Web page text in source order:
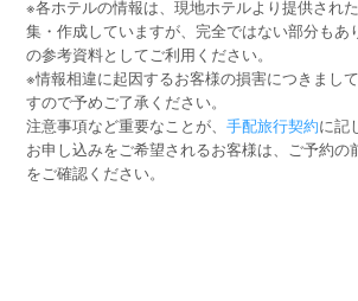
※各ホテルの情報は、現地ホテルより提供され
集・作成していますが、完全ではない部分もあ
の参考資料としてご利用ください。
※情報相違に起因するお客様の損害につきまし
すので予めご了承ください。
注意事項など重要なことが、手配旅行契約に記
お申し込みをご希望されるお客様は、ご予約の
をご確認ください。